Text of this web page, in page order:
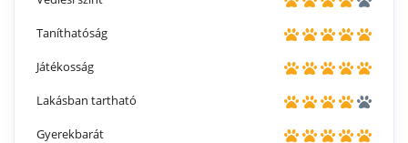
Taníthatóság
Játékosság
Lakásban tartható
Gyerekbarát